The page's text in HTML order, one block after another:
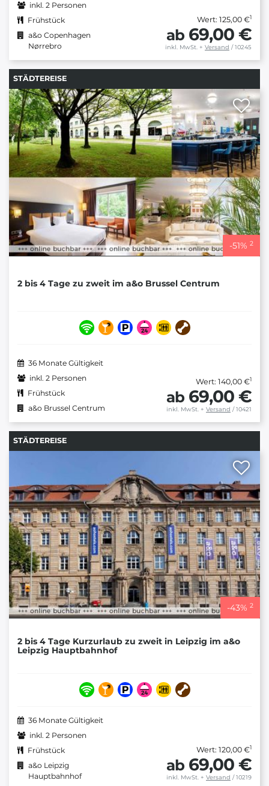
inkl. 2 Personen
Frühstück
a&o Copenhagen
Nørrebro
Wert: 125,00 €1
ab 69,00 €
inkl. MwSt. + Versand / 10245
STÄDTEREISE
-51% 2
2 bis 4 Tage zu zweit im a&o Brussel Centrum
36 Monate Gültigkeit
inkl. 2 Personen
Frühstück
a&o Brussel Centrum
Wert: 140,00 €1
ab 69,00 €
inkl. MwSt. + Versand / 10421
STÄDTEREISE
-43% 2
2 bis 4 Tage Kurzurlaub zu zweit in Leipzig im a&o
Leipzig Hauptbahnhof
36 Monate Gültigkeit
inkl. 2 Personen
Frühstück
a&o Leipzig
Hauptbahnhof
Wert: 120,00 €1
ab 69,00 €
inkl. MwSt. + Versand / 10219